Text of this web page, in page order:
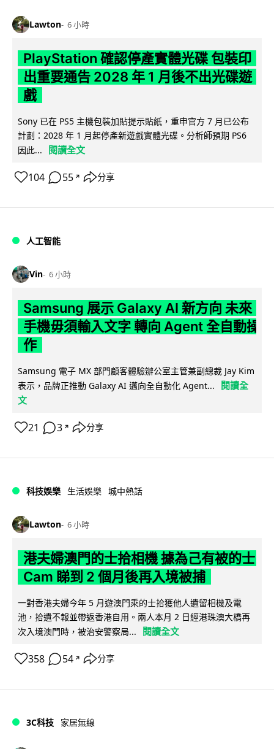
Lawton 6 小時
PlayStation 確認停產實體光碟 包裝印
出重要通告 2028 年 1 月後不出光碟遊
戲
Sony 已在 PS5 主機包裝加貼提示貼紙，重申官方 7 月已公布
計劃：2028 年 1 月起停產新遊戲實體光碟。分析師預期 PS6
因此...
閱讀全文
104 55 ↗ 分享
人工智能
Vin 6 小時
Samsung 展示 Galaxy AI 新方向 未來
手機毋須輸入文字 轉向 Agent 全自動操
作
Samsung 電子 MX 部門顧客體驗辦公室主管兼副總裁 Jay Kim
表示，品牌正推動 Galaxy AI 邁向全自動化 Agent...
閱讀全
文
21 3 ↗ 分享
科技娛樂 生活娛樂 城中熱話
Lawton 6 小時
港夫婦澳門的士拾相機 據為己有被的士
Cam 睇到 2 個月後再入境被捕
一對香港夫婦今年 5 月遊澳門乘的士拾獲他人遺留相機及電
池，拾遺不報並帶返香港自用。兩人本月 2 日經港珠澳大橋再
次入境澳門時，被治安警察局...
閱讀全文
358 54 ↗ 分享
3C科技 家居無線